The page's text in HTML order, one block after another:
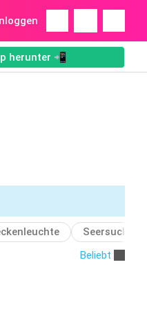
herunter 📲
Seersucker-
Beliebt